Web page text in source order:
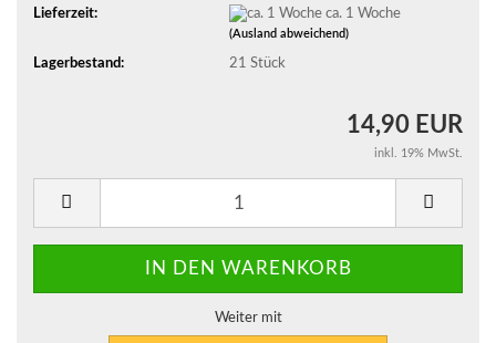
Lieferzeit: ca. 1 Woche
(Ausland abweichend)
Lagerbestand: 21 Stück
14,90 EUR
inkl. 19% MwSt.
Weiter mit